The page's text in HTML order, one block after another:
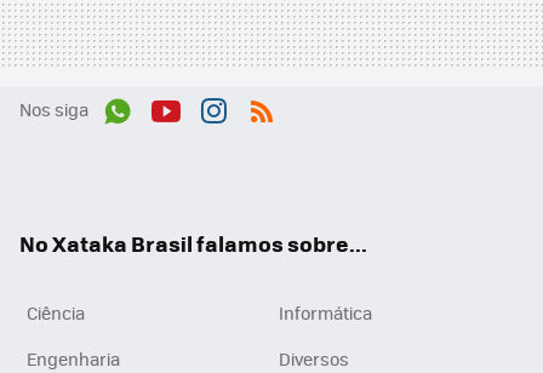
Nos siga
No Xataka Brasil falamos sobre...
Ciência
Informática
Engenharia
Diversos